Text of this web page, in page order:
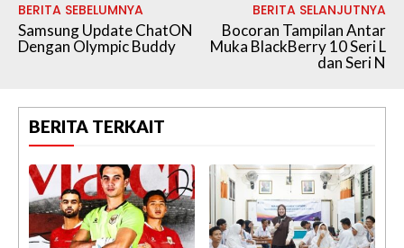
BERITA SEBELUMNYA
Samsung Update ChatON
Dengan Olympic Buddy
BERITA SELANJUTNYA
Bocoran Tampilan Antar
Muka BlackBerry 10 Seri L
dan Seri N
BERITA TERKAIT